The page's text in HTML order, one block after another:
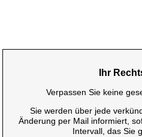
Ihr
Verpassen Sie keine
Sie werden über jede
Änderung per Mail informiert,
Intervall, das Sie